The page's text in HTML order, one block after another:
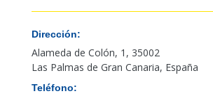
Dirección:
Alameda de Colón, 1, 35002
Las Palmas de Gran Canaria, España
Teléfono: